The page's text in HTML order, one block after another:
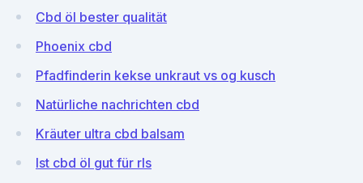
Cbd öl bester qualität
Phoenix cbd
Pfadfinderin kekse unkraut vs og kusch
Natürliche nachrichten cbd
Kräuter ultra cbd balsam
Ist cbd öl gut für rls